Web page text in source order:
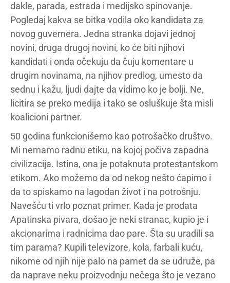
dakle, parada, estrada i medijsko spinovanje.
Pogledaj kakva se bitka vodila oko kandidata za
novog guvernera. Jedna stranka dojavi jednoj
novini, druga drugoj novini, ko će biti njihovi
kandidati i onda očekuju da čuju komentare u
drugim novinama, na njihov predlog, umesto da
sednu i kažu, ljudi dajte da vidimo ko je bolji. Ne,
licitira se preko medija i tako se osluškuje šta misli
koalicioni partner.
50 godina funkcionišemo kao potrošačko društvo.
Mi nemamo radnu etiku, na kojoj počiva zapadna
civilizacija. Istina, ona je potaknuta protestantskom
etikom. Ako možemo da od nekog nešto ćapimo i
da to spiskamo na lagodan život i na potrošnju.
Navešću ti vrlo poznat primer. Kada je prodata
Apatinska pivara, došao je neki stranac, kupio je i
akcionarima i radnicima dao pare. Šta su uradili sa
tim parama? Kupili televizore, kola, farbali kuću,
nikome od njih nije palo na pamet da se udruže, pa
da naprave neku proizvodnju nečega što je vezano